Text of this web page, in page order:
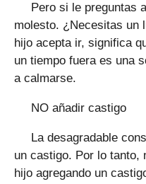
Pero si le preguntas
molesto. ¿Necesitas un
hijo acepta ir, significa
un tiempo fuera es una
a calmarse.
NO añadir castigo
La desagradable
un castigo. Por lo tanto,
hijo agregando un